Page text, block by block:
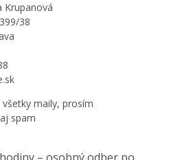
Krupanová
38
maily, prosím
spam